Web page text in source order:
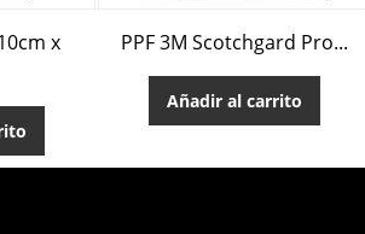
x
PPF 3M Scotchgard Pro...
Añadir al carrito